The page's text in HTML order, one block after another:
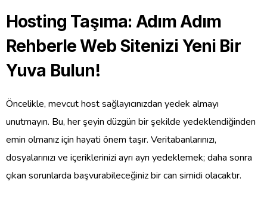
Hosting Taşıma: Adım Adım
Rehberle Web Sitenizi Yeni Bir
Yuva Bulun!
Öncelikle, mevcut host sağlayıcınızdan yedek almayı
unutmayın. Bu, her şeyin düzgün bir şekilde yedeklendiğinden
emin olmanız için hayati önem taşır. Veritabanlarınızı,
dosyalarınızı ve içeriklerinizi ayrı ayrı yedeklemek; daha sonra
çıkan sorunlarda başvurabileceğiniz bir can simidi olacaktır.